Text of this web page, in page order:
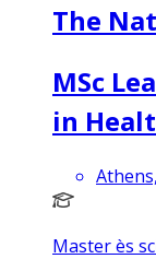
The
MSc
in
Master ès